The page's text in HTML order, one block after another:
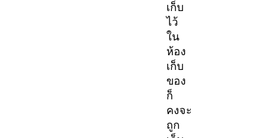
เก็บ
ไว้
ใน
ห้อง
เก็บ
ของ
ก็
คงจะ
ถูก